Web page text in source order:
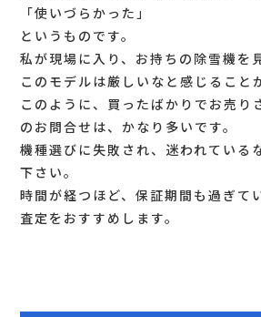
「使いづらかった」
というものです。
私が現場に入り、お持ちの除雪機を
このモデルは厳しいなと感じること
このように、買ったばかりでお売り
のお問合せは、かなり多いです。
機種選びに失敗され、迷われている
下さい。
時間が経つほど、保証期間も過ぎて
査定をおすすめします。